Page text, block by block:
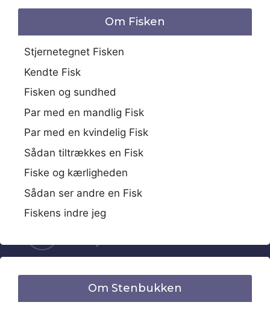
Om Fisken
Stjernetegnet Fisken
Kendte Fisk
Fisken og sundhed
Par med en mandlig Fisk
Par med en kvindelig Fisk
Sådan tiltrækkes en Fisk
Fiske og kærligheden
Sådan ser andre en Fisk
Fiskens indre jeg
Om Stenbukken